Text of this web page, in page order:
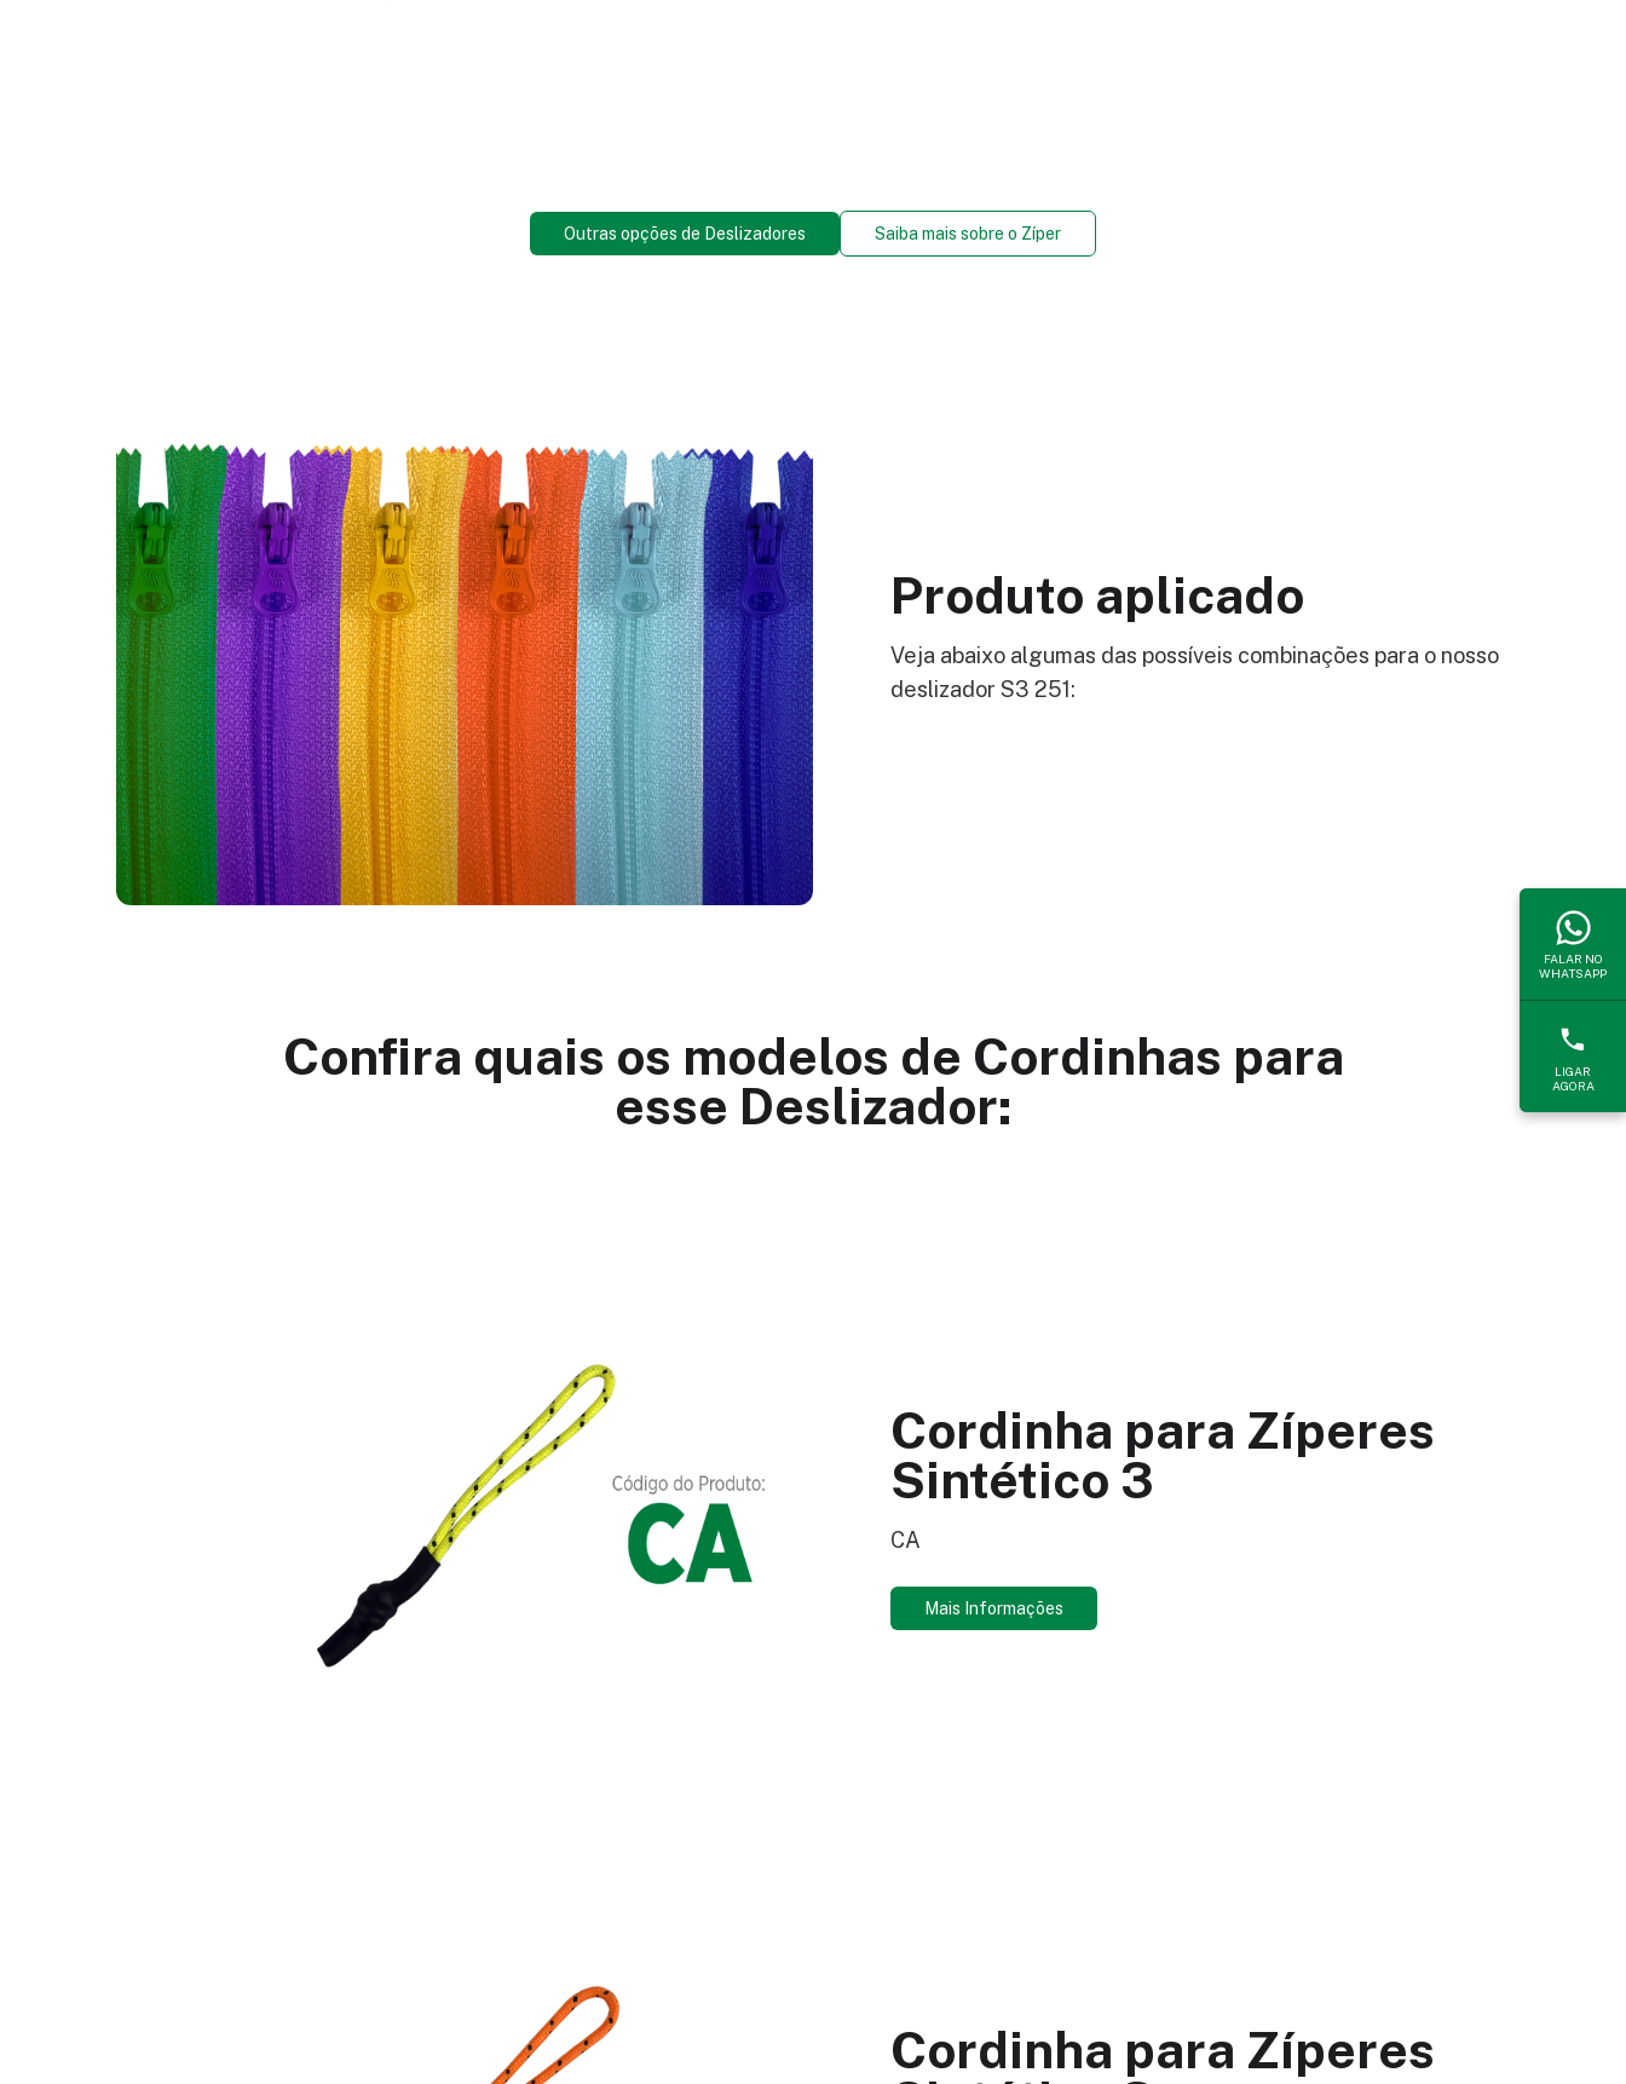
Outras opções de Deslizadores Saiba mais sobre o Zíper
Produto aplicado
Veja abaixo algumas das possíveis combinações para o nosso
deslizador S3 251:
Confira quais os modelos de Cordinhas para
esse Deslizador:
Cordinha para Zíperes
Sintético 3
CA
Mais Informações
Cordinha para Zíperes
FALAR NO
WHATSAPP
LIGAR
AGORA